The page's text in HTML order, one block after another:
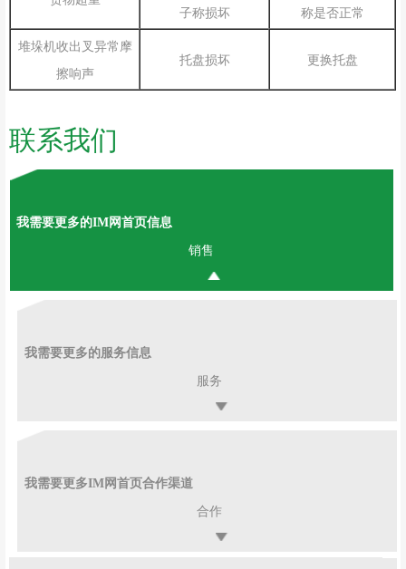
子称损坏
称是否正常
堆垛机收出叉异常摩
擦响声
托盘损坏 更换托盘
联系我们
我需要更多的IM网首页信息
销售
我需要更多的服务信息
服务
我需要更多IM网首页合作渠道
合作